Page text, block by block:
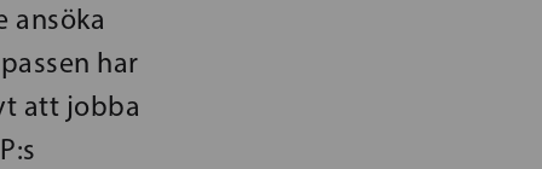
ansöka
har
att jobba